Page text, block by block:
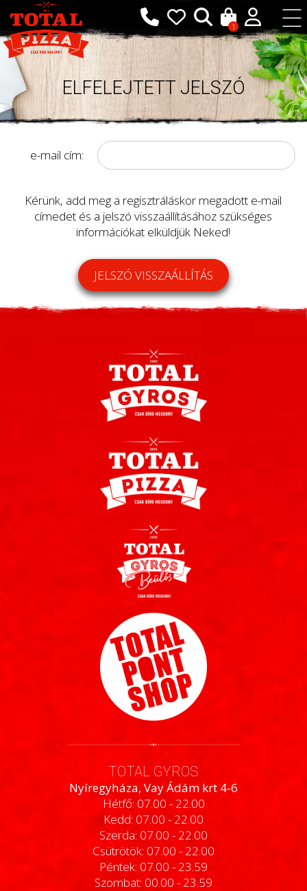
1
ELFELEJTETT JELSZÓ
e-mail cím:
Kérünk, add meg a regisztráláskor megadott e-mail
címedet és a jelszó visszaállításához szükséges
információkat elküldjük Neked!
TOTAL GYROS
Nyíregyháza, Vay Ádám krt 4-6
Hétfő: 07.00 - 22.00
Kedd: 07.00 - 22.00
Szerda: 07.00 - 22.00
Csütrötök: 07.00 - 22.00
Péntek: 07.00 - 23.59
Szombat: 00.00 - 23.59